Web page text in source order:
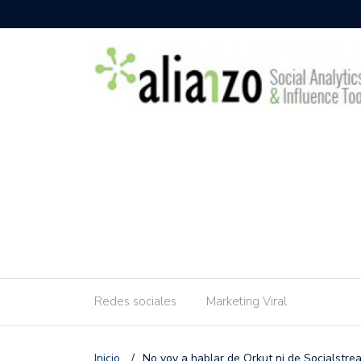
Redes sociales Marketing Viral